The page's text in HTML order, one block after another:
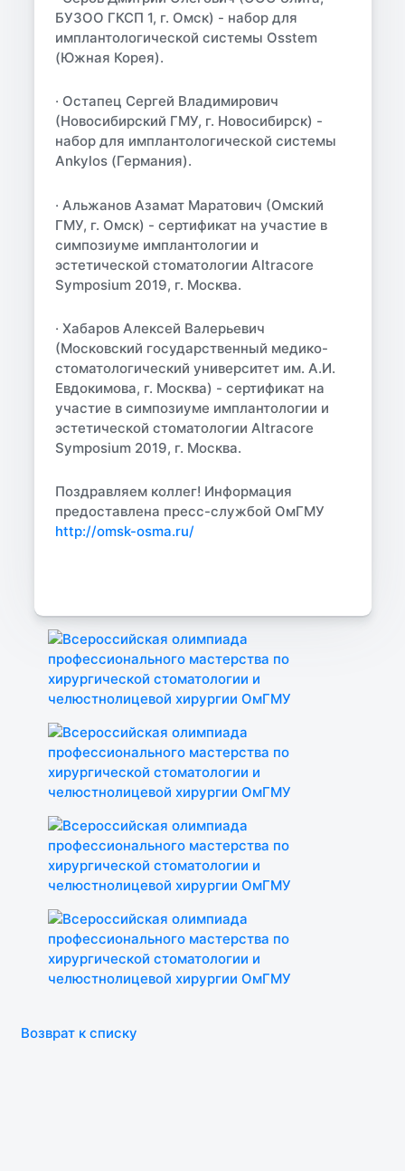
БУЗОО ГКСП 1, г. Омск) - набор для
имплантологической системы Osstem
(Южная Корея).
· Остапец Сергей Владимирович
(Новосибирский ГМУ, г. Новосибирск) -
набор для имплантологической системы
Ankylos (Германия).
· Альжанов Азамат Маратович (Омский
ГМУ, г. Омск) - сертификат на участие в
симпозиуме имплантологии и
эстетической стоматологии Altracore
Symposium 2019, г. Москва.
· Хабаров Алексей Валерьевич
(Московский государственный медико-
стоматологический университет им. А.И.
Евдокимова, г. Москва) - сертификат на
участие в симпозиуме имплантологии и
эстетической стоматологии Altracore
Symposium 2019, г. Москва.
Поздравляем коллег! Информация
предоставлена пресс-службой ОмГМУ
http://omsk-osma.ru/
Возврат к списку